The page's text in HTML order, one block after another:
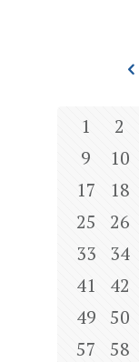
1 2
9
10
17
18
25
26
33
34
41
42
49
50
57
58